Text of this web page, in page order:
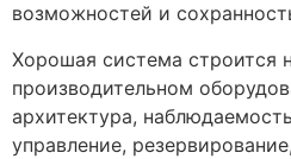
возможностей и
Хорошая система строится
производительном
архитектура,
управление,